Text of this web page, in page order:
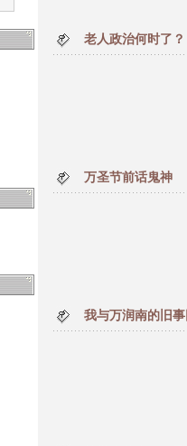
老人政治何时了？
万圣节前话鬼神
我与万润南的旧